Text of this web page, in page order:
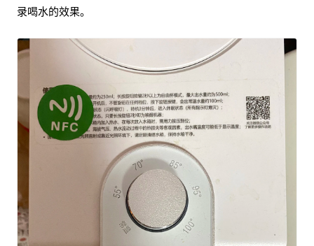
录喝水的效果。